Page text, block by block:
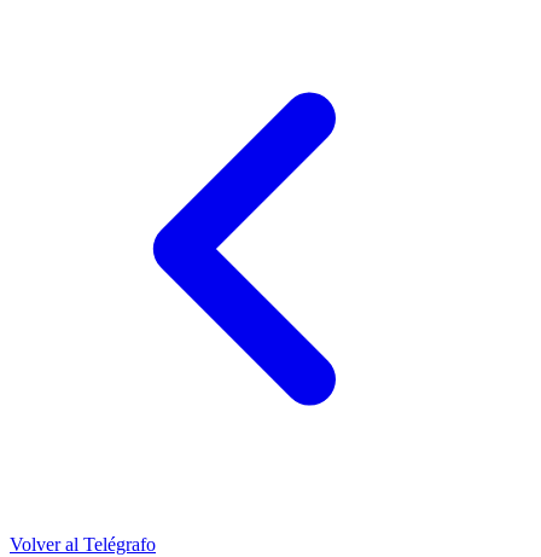
Volver al Telégrafo